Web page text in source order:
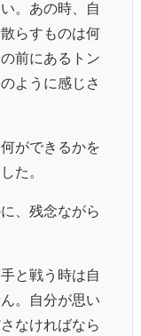
。あの時、自
らすものは何
前にあるトン
ように感じさ
ができるかを
た。
、残念ながら
と戦う時は自
。自分が思い
なければなら